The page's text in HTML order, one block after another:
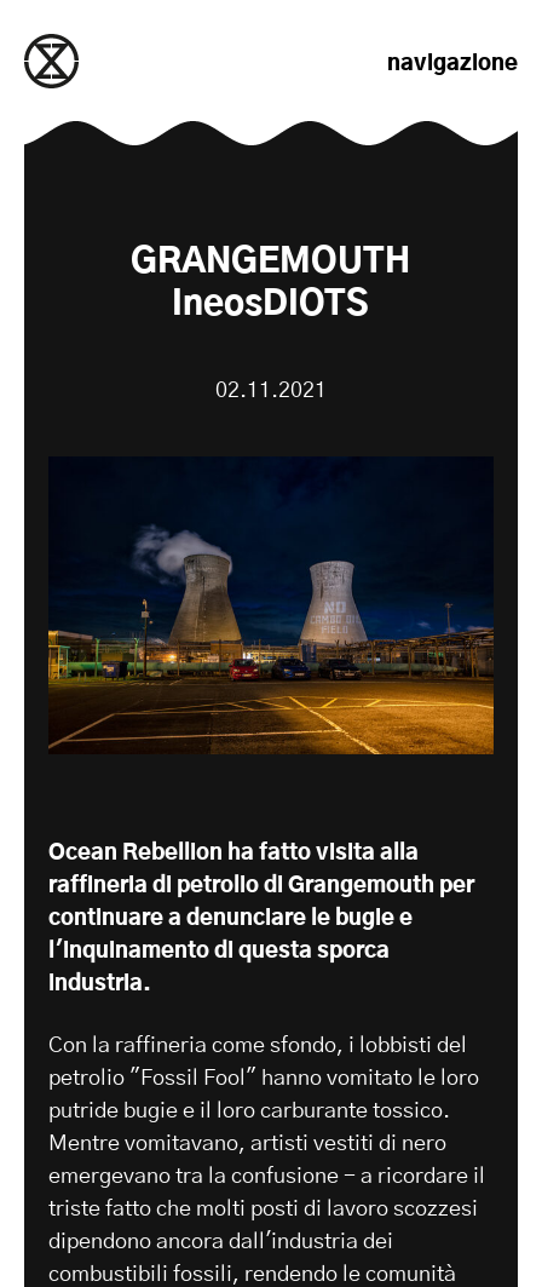
navigazione
GRANGEMOUTH
IneosDIOTS
02.11.2021
Ocean Rebellion ha fatto visita alla
raffineria di petrolio di Grangemouth per
continuare a denunciare le bugie e
l'inquinamento di questa sporca
industria.
Con la raffineria come sfondo, i lobbisti del
petrolio "Fossil Fool" hanno vomitato le loro
putride bugie e il loro carburante tossico.
Mentre vomitavano, artisti vestiti di nero
emergevano tra la confusione - a ricordare il
triste fatto che molti posti di lavoro scozzesi
dipendono ancora dall'industria dei
combustibili fossili, rendendo le comunità